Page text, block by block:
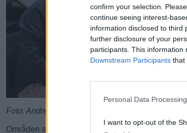
confirm your selection.
continue seeing interest-
information disclosed to third
further disclosure of your
participants. This
Downstream Participants that
Personal Data
I want to opt-out of the
Foto: Andreas Svensson/Halmstad kommun
Områden som blir direkt berörda av